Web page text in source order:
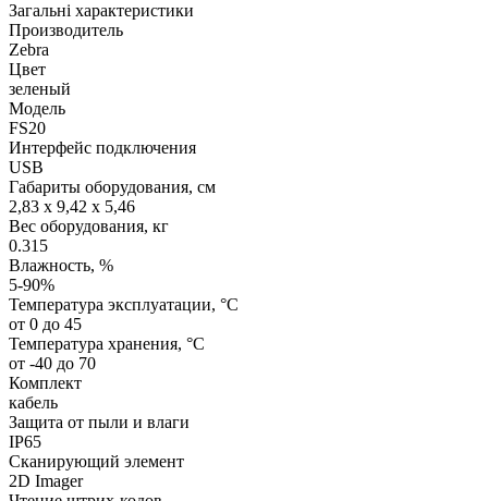
Загальні характеристики
Производитель
Zebra
Цвет
зеленый
Модель
FS20
Интерфейс подключения
USB
Габариты оборудования, см
2,83 x 9,42 x 5,46
Вес оборудования, кг
0.315
Влажность, %
5-90%
Температура эксплуатации, °C
от 0 до 45
Температура хранения, °C
от -40 до 70
Комплект
кабель
Защита от пыли и влаги
IP65
Сканирующий элемент
2D Imager